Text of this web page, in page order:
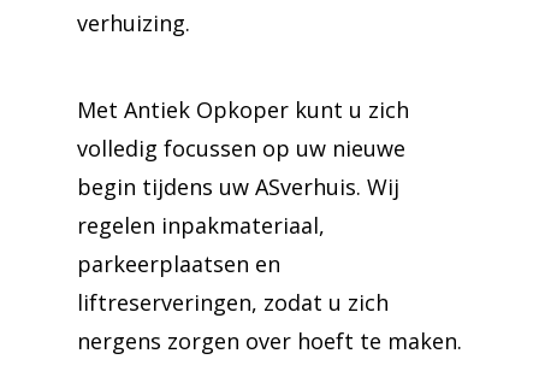
verhuizing.
Met Antiek Opkoper kunt u zich
volledig focussen op uw nieuwe
begin tijdens uw ASverhuis. Wij
regelen inpakmateriaal,
parkeerplaatsen en
liftreserveringen, zodat u zich
nergens zorgen over hoeft te maken.